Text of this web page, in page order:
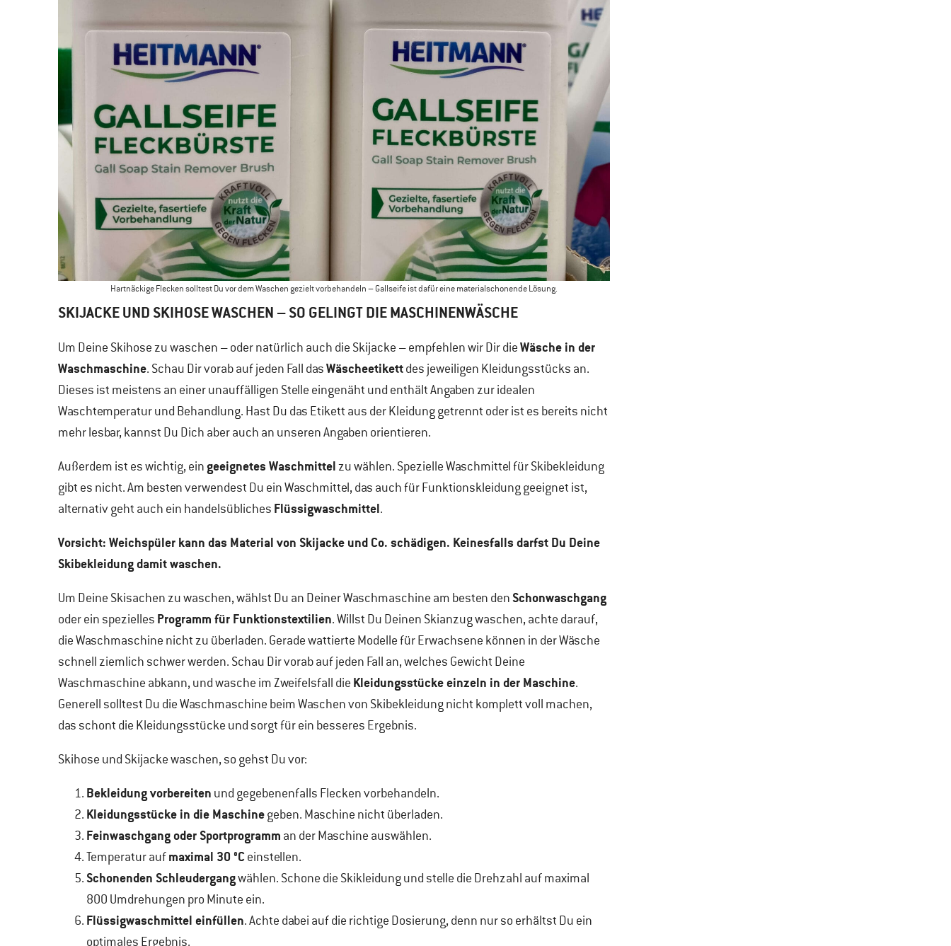
Hartnäckige Flecken solltest Du vor dem Waschen gezielt vorbehandeln – Gallseife ist dafür eine materialschonende Lösung.
SKIJACKE UND SKIHOSE WASCHEN – SO GELINGT DIE MASCHINENWÄSCHE
Um Deine Skihose zu waschen – oder natürlich auch die Skijacke – empfehlen wir Dir dieWäsche in der
Waschmaschine. Schau Dir vorab auf jeden Fall dasWäscheetikettdes jeweiligen Kleidungsstücks an.
Dieses ist meistens an einer unauffälligen Stelle eingenäht und enthält Angaben zur idealen
Waschtemperatur und Behandlung. Hast Du das Etikett aus der Kleidung getrennt oder ist es bereits nicht
mehr lesbar, kannst Du Dich aber auch an unseren Angaben orientieren.
Außerdem ist es wichtig, eingeeignetes Waschmittelzu wählen. Spezielle Waschmittel für Skibekleidung
gibt es nicht. Am besten verwendest Du ein Waschmittel, das auch für Funktionskleidung geeignet ist,
alternativ geht auch ein handelsübliches Flüssigwaschmittel.
Vorsicht: Weichspüler kann das Material von Skijacke und Co. schädigen. Keinesfalls darfst Du Deine
Skibekleidung damit waschen.
Um Deine Skisachen zu waschen, wählst Du an Deiner Waschmaschine am besten denSchonwaschgang
oder ein spezielles Programm für Funktionstextilien. Willst Du Deinen Skianzug waschen, achte darauf,
die Waschmaschine nicht zu überladen. Gerade wattierte Modelle für Erwachsene können in der Wäsche
schnell ziemlich schwer werden. Schau Dir vorab auf jeden Fall an, welches Gewicht Deine
Waschmaschine abkann, und wasche im Zweifelsfall die Kleidungsstücke einzeln in der Maschine.
Generell solltest Du die Waschmaschine beim Waschen von Skibekleidung nicht komplett voll machen,
das schont die Kleidungsstücke und sorgt für ein besseres Ergebnis.
Skihose und Skijacke waschen, so gehst Du vor:
Bekleidung vorbereiten und gegebenenfalls Flecken vorbehandeln.
Kleidungsstücke in die Maschinegeben. Maschine nicht überladen.
Feinwaschgang oder Sportprogramm an der Maschine auswählen.
Temperatur aufmaximal 30 °Ceinstellen.
Schonenden Schleudergangwählen. Schone die Skikleidung und stelle die Drehzahl auf maximal
800 Umdrehungen pro Minute ein.
Flüssigwaschmittel einfüllen. Achte dabei auf die richtige Dosierung, denn nur so erhältst Du ein
optimales Ergebnis.